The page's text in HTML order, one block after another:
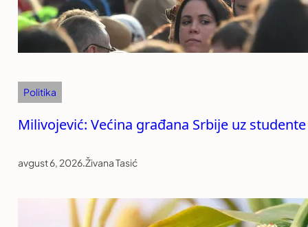
Politika
Milivojević: Većina građana Srbije uz studente
avgust 6, 2026.Živana Tasić